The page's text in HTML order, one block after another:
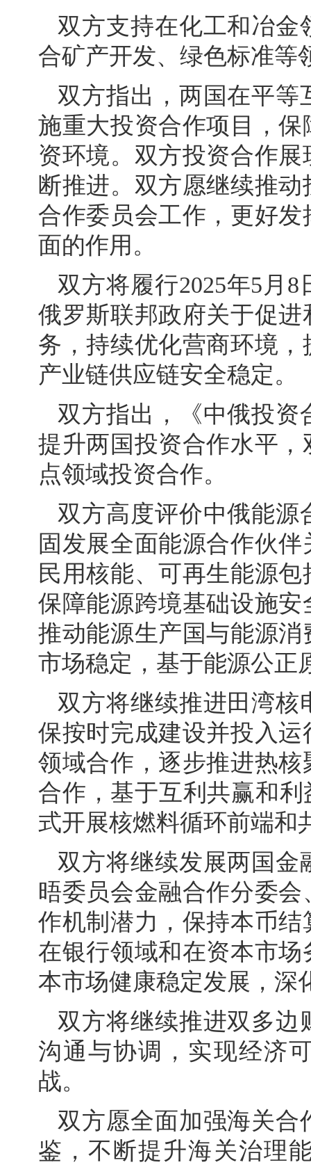
双方支持在化工和冶金
合矿产开发、绿色标准等
双方指出，两国在平等
施重大投资合作项目，
资环境。双方投资合作
断推进。双方愿继续推
合作委员会工作，更好
面的作用。
双方将履行2025年5月
俄罗斯联邦政府关于促
务，持续优化营商环境
产业链供应链安全稳定。
双方指出，《中俄投资
提升两国投资合作水平
点领域投资合作。
双方高度评价中俄能源
固发展全面能源合作伙
民用核能、可再生能源
保障能源跨境基础设施
推动能源生产国与能源
市场稳定，基于能源公正
双方将继续推进田湾核
保按时完成建设并投入
领域合作，逐步推进热
合作，基于互利共赢和
式开展核燃料循环前端和
双方将继续发展两国金
晤委员会金融合作分委
作机制潜力，保持本币
在银行领域和在资本市
本市场健康稳定发展，深
双方将继续推进双多边
沟通与协调，实现经济
战。
双方愿全面加强海关合
鉴，不断提升海关治理